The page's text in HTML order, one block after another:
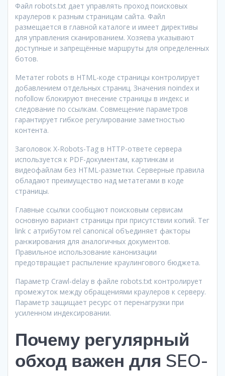
Файл robots.txt дает управлять проход поисковых
краулеров к разным страницам сайта. Файл
размещается в главной каталоге и имеет директивы
для управления сканированием. Хозяева указывают
доступные и запрещённые маршруты для определенных
ботов.
Метатег robots в HTML-коде страницы контролирует
добавлением отдельных страниц. Значения noindex и
nofollow блокируют внесение страницы в индекс и
следование по ссылкам. Совмещение параметров
гарантирует гибкое регулирование заметностью
контента.
Заголовок X-Robots-Tag в HTTP-ответе сервера
используется к PDF-документам, картинкам и
видеофайлам без HTML-разметки. Серверные правила
обладают преимущество над метатегами в коде
страницы.
Главные ссылки сообщают поисковым сервисам
основную вариант страницы при присутствии копий. Тег
link с атрибутом rel canonical объединяет факторы
ранжирования для аналогичных документов.
Правильное использование канонизации
предотвращает распыление краулингового бюджета.
Параметр Crawl-delay в файле robots.txt контролирует
промежуток между обращениями краулеров к серверу.
Параметр защищает ресурс от перенагрузки при
усиленном индексировании.
Почему регулярный
обход важен для SEO-